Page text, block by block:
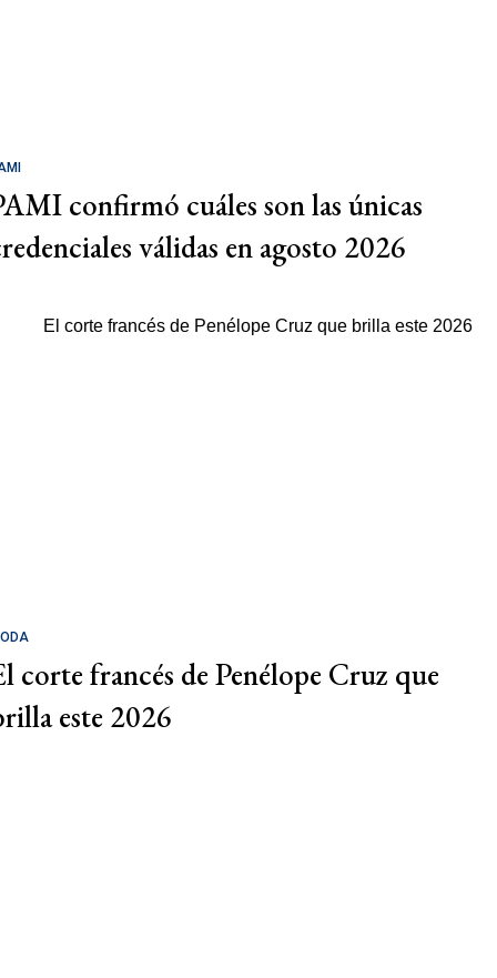
confirmó cuáles son las únicas
válidas en agosto 2026
corte francés de Penélope Cruz que
este 2026